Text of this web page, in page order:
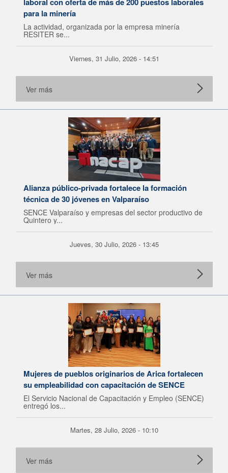
para la minería
La actividad, organizada por la empresa minería
RESITER se...
Viernes, 31 Julio, 2026 - 14:51
Ver más
Alianza público-privada fortalece la formación
técnica de 30 jóvenes en Valparaíso
SENCE Valparaíso y empresas del sector productivo de
Quintero y...
Jueves, 30 Julio, 2026 - 13:45
Ver más
Mujeres de pueblos originarios de Arica fortalecen
su empleabilidad con capacitación de SENCE
El Servicio Nacional de Capacitación y Empleo (SENCE)
entregó los...
Martes, 28 Julio, 2026 - 10:10
Ver más